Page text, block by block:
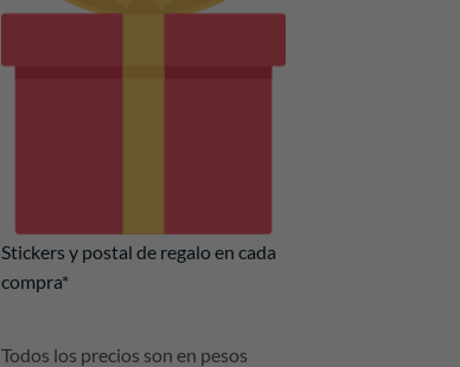
Stickers y postal de regalo en cada
compra*
Todos los precios son en pesos